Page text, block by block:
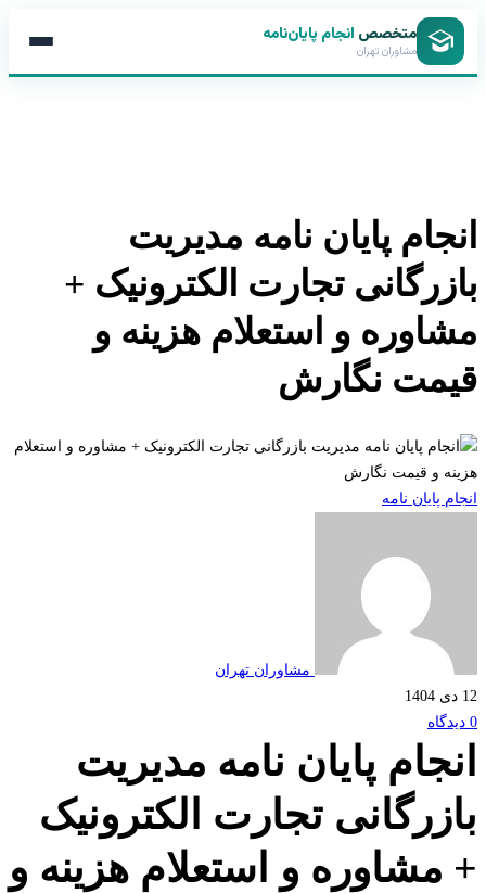
متخصصانجام پایان‌نامه
مشاوران تهران
پایان نامه مدیریت
تجارت الکترونیک +
و استعلام هزینه و
نگارش
پایان نامه
مشاوران تهران
پایان نامه مدیریت
تجارت الکترونیک
و استعلام هزینه و